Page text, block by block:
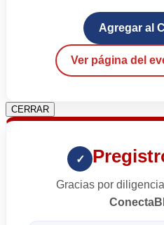
Agregar al
Ver página del
CERRAR
✓
Gracias por